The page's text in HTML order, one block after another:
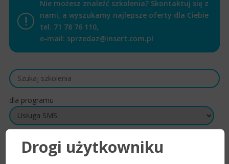
Nie możesz znaleźć szkolenia? Skontaktuj się z
nami, a wyszukamy najlepsze oferty dla Ciebie
tel. 71 78 76 110,
e-mail: sprzedaz@insert.com.pl
dla programu
Drogi użytkowniku